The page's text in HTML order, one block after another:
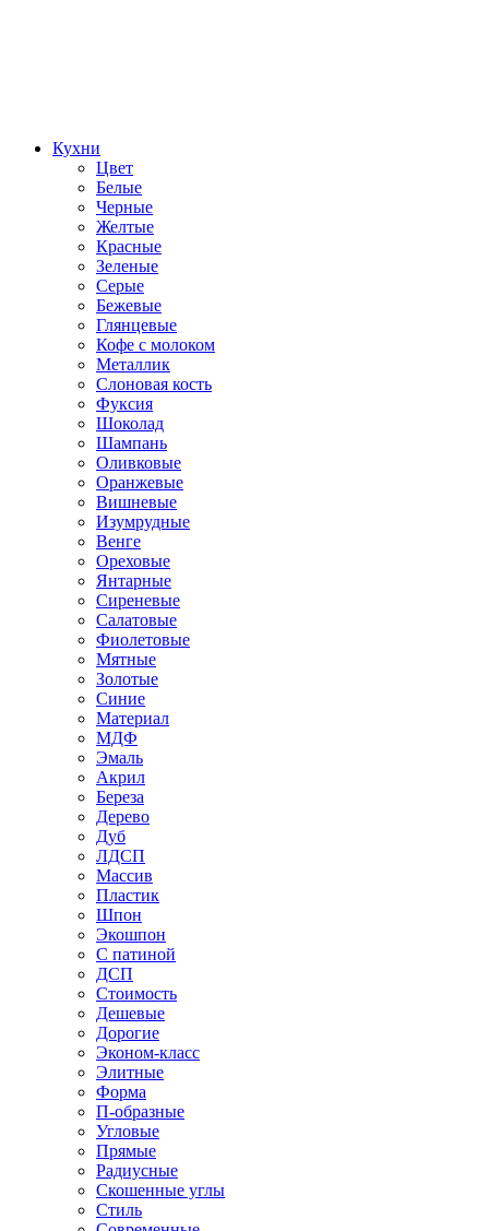
Кухни
Цвет
Белые
Черные
Желтые
Красные
Зеленые
Серые
Бежевые
Глянцевые
Кофе с молоком
Металлик
Слоновая кость
Фуксия
Шоколад
Шампань
Оливковые
Оранжевые
Вишневые
Изумрудные
Венге
Ореховые
Янтарные
Сиреневые
Салатовые
Фиолетовые
Мятные
Золотые
Синие
Материал
МДФ
Эмаль
Акрил
Береза
Дерево
Дуб
ЛДСП
Массив
Пластик
Шпон
Экошпон
С патиной
ДСП
Стоимость
Дешевые
Дорогие
Эконом-класс
Элитные
Форма
П-образные
Угловые
Прямые
Радиусные
Скошенные углы
Стиль